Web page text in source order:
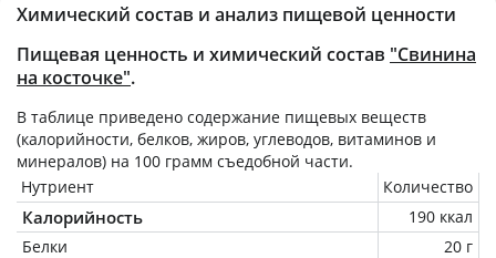
Химический состав и анализ пищевой ценности
Пищевая ценность и химический состав "Свинина
на косточке".
В таблице приведено содержание пищевых веществ
(калорийности, белков, жиров, углеводов, витаминов и
минералов) на 100 грамм съедобной части.
Нутриент
Количество
Калорийность
190 ккал
Белки
20 г